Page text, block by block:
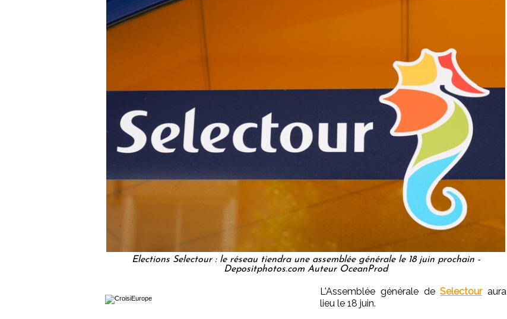
Elections Selectour : le réseau tiendra une assemblée générale le 18 juin prochain -
Depositphotos.com Auteur OceanProd
L'Assemblée générale deSelectouraura
lieu le 18 juin.